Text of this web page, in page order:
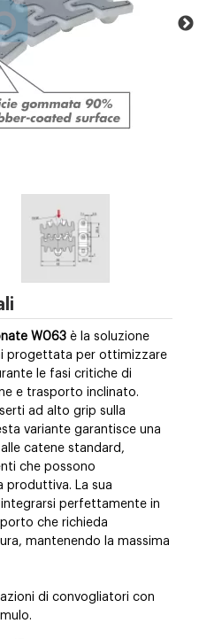
W063 è la soluzione
progettata per ottimizzare
le fasi critiche di
e trasporto inclinato.
ad alto grip sulla
variante garantisce una
catene standard,
che possono
produttiva. La sua
perfettamente in
che richieda
mantenendo la massima
di convogliatori con